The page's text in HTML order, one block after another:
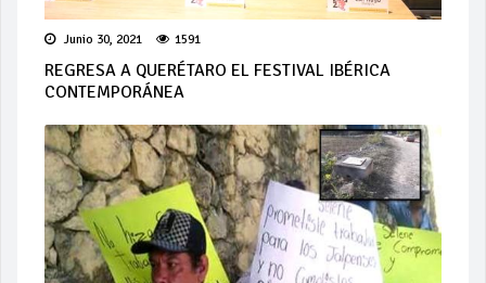
Junio 30, 2021 1591
REGRESA A QUERÉTARO EL FESTIVAL IBÉRICA
CONTEMPORÁNEA